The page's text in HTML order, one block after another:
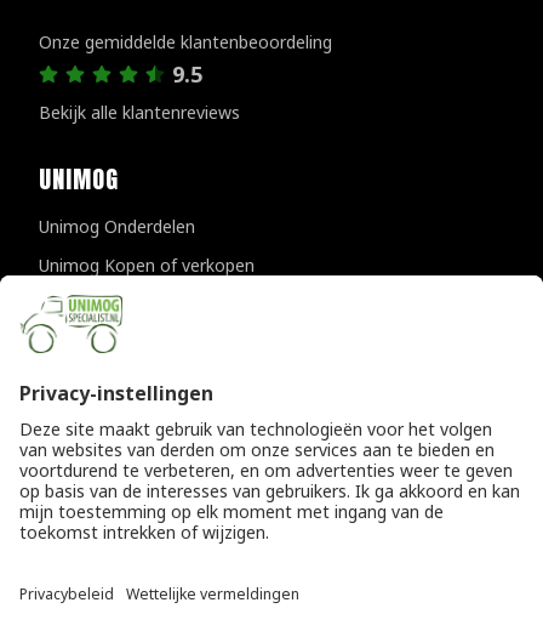
Onze gemiddelde klantenbeoordeling
9.5
Bekijk alle klantenreviews
UNIMOG
Unimog Onderdelen
Unimog Kopen of verkopen
Unimog Onderhoud & Reparatie
Unimog Accessoires
Unimog APK-keuringen
CONTACTGEGEVENS
Unimogspecialist
Provincialeweg 94-98
5334 JK Velddriel
0418 632073